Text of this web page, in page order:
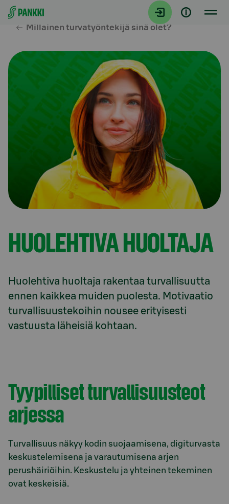
Siirry suoraan sisältöön
Millainen turvatyöntekijä sinä olet?
HUO­LEH­TI­VA HUOL­TA­JA
Huolehtiva huoltaja rakentaa turvallisuutta
ennen kaikkea muiden puolesta. Motivaatio
turvallisuustekoihin nousee erityisesti
vastuusta läheisiä kohtaan.
Tyypilliset tur­val­li­suus­te­ot
arjessa
Turvallisuus näkyy kodin suojaamisena, digiturvasta
keskustelemisena ja varautumisena arjen
perushäiriöihin. Keskustelu ja yhteinen tekeminen
ovat keskeisiä.